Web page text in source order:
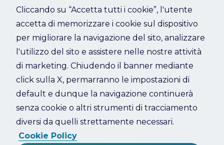
Refresh
Cliccando su “Accetta tutti i cookie”, l'utente
accetta di memorizzare i cookie sul dispositivo
per migliorare la navigazione del sito, analizzare
l'utilizzo del sito e assistere nelle nostre attività
di marketing. Chiudendo il banner mediante
click sulla X, permarranno le impostazioni di
default e dunque la navigazione continuerà
senza cookie o altri strumenti di tracciamento
diversi da quelli strettamente necessari.
Cookie Policy